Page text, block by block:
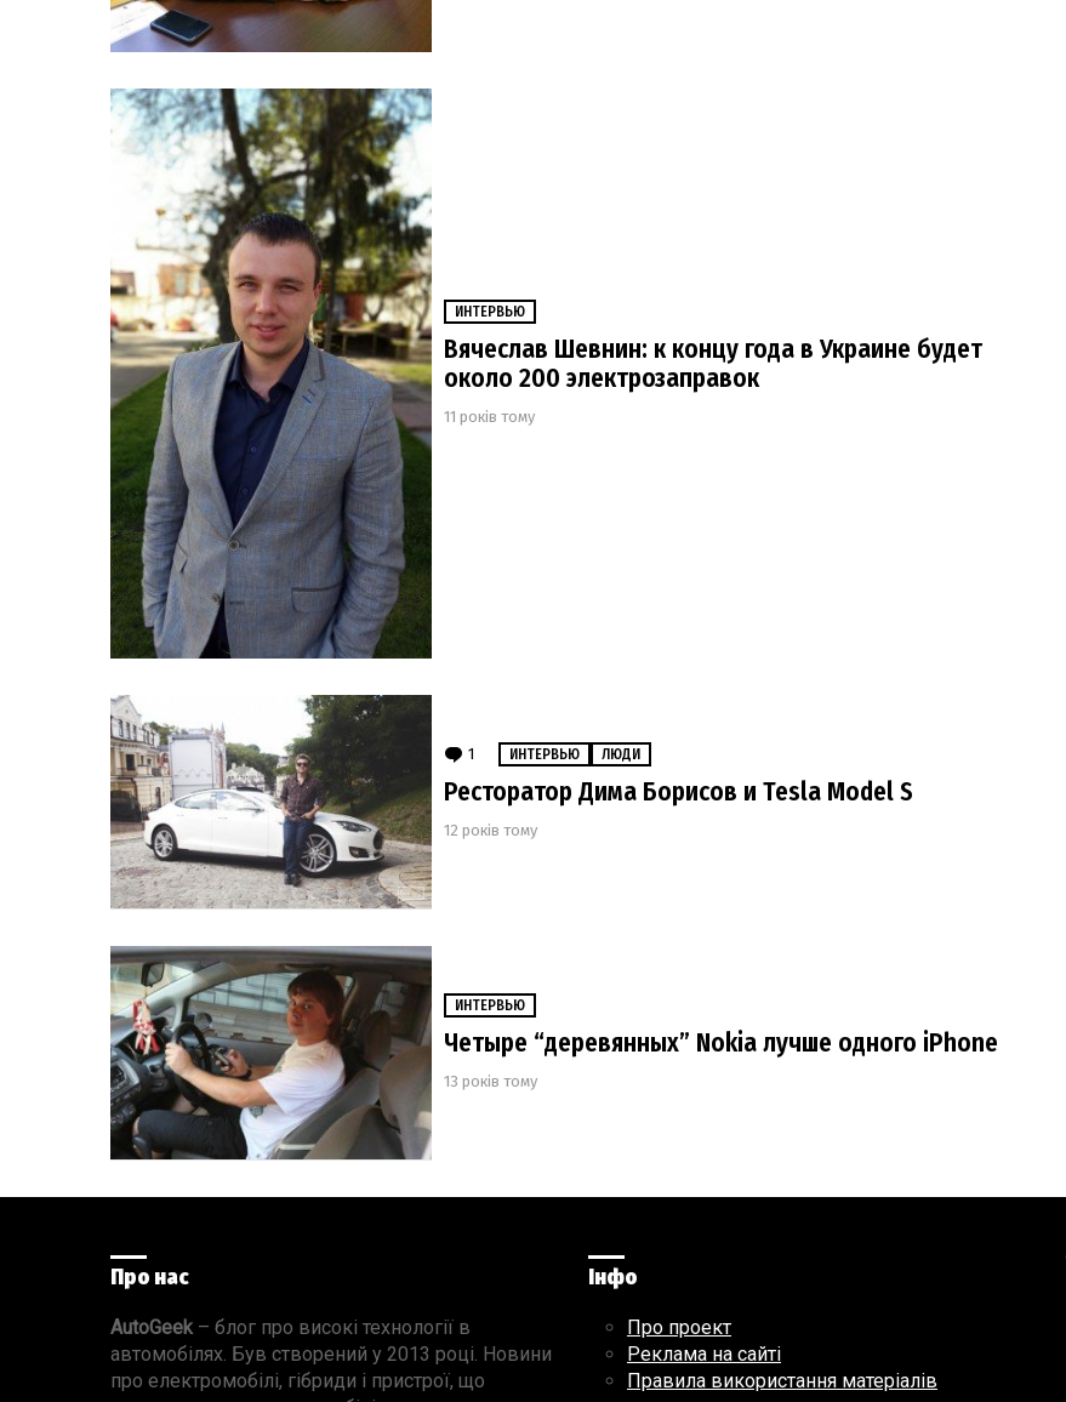
ИНТЕРВЬЮ
Вячеслав Шевнин: к концу года в Украине будет
около 200 электрозаправок
11 років тому
1 Comment
ИНТЕРВЬЮ ЛЮДИ
Ресторатор Дима Борисов и Tesla Model S
12 років тому
ИНТЕРВЬЮ
Четыре “деревянных” Nokia лучше одного iPhone
13 років тому
Про нас
AutoGeek– блог про високі технології в
автомобілях. Був створений у 2013 році. Новини
про електромобілі, гібриди і пристрої, що
Інфо
Про проект
Реклама на сайті
Правила використання матеріалів